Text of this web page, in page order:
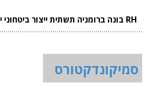
RH בונה ברומניה תשתית ייצור ביטחוני ישראלית
סמיקונדקטורס